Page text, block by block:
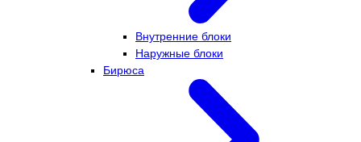
Внутренние блоки
Наружные блоки
Бирюса